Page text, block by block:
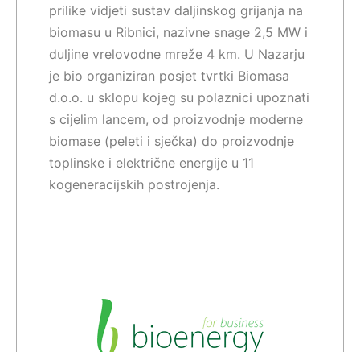
prilike vidjeti sustav daljinskog grijanja na
biomasu u Ribnici, nazivne snage 2,5 MW i
duljine vrelovodne mreže 4 km. U Nazarju
je bio organiziran posjet tvrtki Biomasa
d.o.o. u sklopu kojeg su polaznici upoznati
s cijelim lancem, od proizvodnje moderne
biomase (peleti i sječka) do proizvodnje
toplinske i električne energije u 11
kogeneracijskih postrojenja.